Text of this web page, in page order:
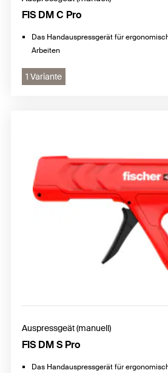
FIS DM C Pro
Das Handauspressgerät für
Arbeiten
1 Variante
Auspressgeät (manuell)
FIS DM S Pro
Das Handauspressgerät für